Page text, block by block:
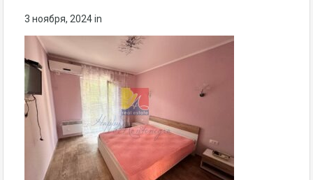
3 ноября, 2024in